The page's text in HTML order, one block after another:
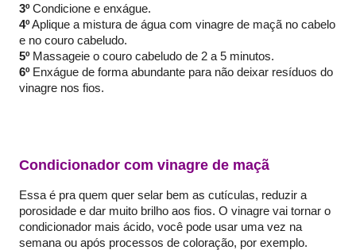
3ºCondicione e enxágue.
4ºAplique a mistura de água com vinagre de maçã no cabelo
e no couro cabeludo.
5ºMassageie o couro cabeludo de 2 a 5 minutos.
6ºEnxágue de forma abundante para não deixar resíduos do
vinagre nos fios.
Condicionador com vinagre de maçã
Essa é pra quem quer selar bem as cutículas, reduzir a
porosidade e dar muito brilho aos fios. O vinagre vai tornar o
condicionador mais ácido, você pode usar uma vez na
semana ou após processos de coloração, por exemplo.